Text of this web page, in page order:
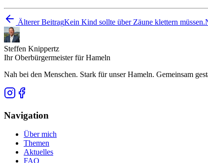
Älterer BeitragKein Kind sollte über Zäune klettern müssen.
Steffen Knippertz
Ihr Oberbürgermeister für Hameln
Nah bei den Menschen. Stark für unser Hameln. Gemeinsam
Navigation
Über mich
Themen
Aktuelles
FAQ